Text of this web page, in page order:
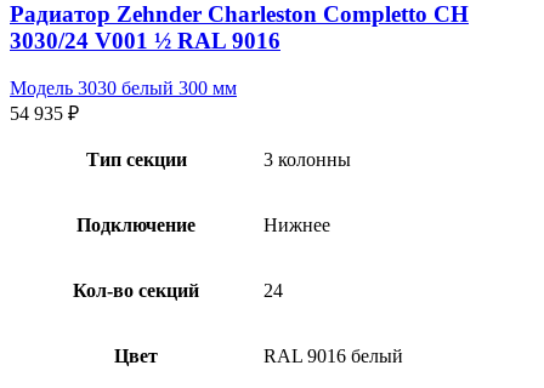
Радиатор Zehnder Charleston Completto CH
3030/24 V001 ½ RAL 9016
Модель 3030 белый 300 мм
54 935 ₽
Тип секции 3 колонны
Подключение Нижнее
Кол-во секций 24
Цвет RAL 9016 белый